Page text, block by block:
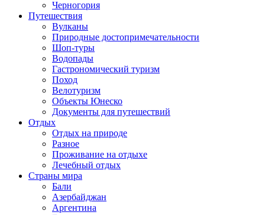
Черногория
Путешествия
Вулканы
Природные достопримечательности
Шоп-туры
Водопады
Гастрономический туризм
Поход
Велотуризм
Объекты Юнеско
Документы для путешествий
Отдых
Отдых на природе
Разное
Проживание на отдыхе
Лечебный отдых
Страны мира
Бали
Азербайджан
Аргентина